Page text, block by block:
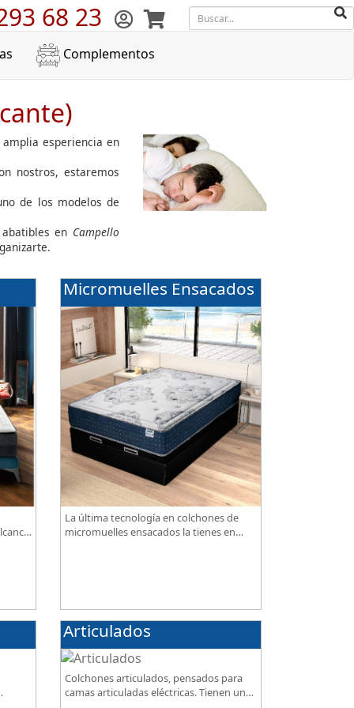
68 23
Complementos
esperiencia en
nostros, estaremos
de los modelos de
en Campello
Micromuelles Ensacados
La última tecnología en colchones de
micromuelles ensacados la tienes en
Articulados
Colchones articulados, pensados para
camas articuladas eléctricas. Tienen un